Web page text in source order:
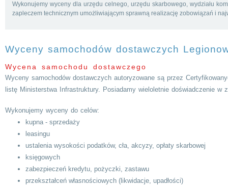
Wykonujemy wyceny dla urzędu celnego, urzędu skarbowego, wydziału
zapleczem technicznym umożliwiającym sprawną realizację zobowiązań i
Wyceny samochodów dostawczych
Wycena samochodu dostawczego
Wyceny samochodów dostawczych autoryzowane są przez
listę Ministerstwa Infrastruktury. Posiadamy wieloletnie doświadczenie w
Wykonujemy wyceny do celów:
kupna - sprzedaży
leasingu
ustalenia wysokości podatków, cła, akcyzy, opłaty skarbowej
księgowych
zabezpieczeń kredytu, pożyczki, zastawu
przekształceń własnościowych (likwidacje, upadłości)